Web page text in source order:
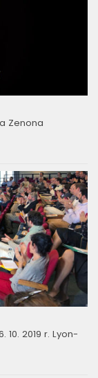
Zenona
2019 r. Lyon-